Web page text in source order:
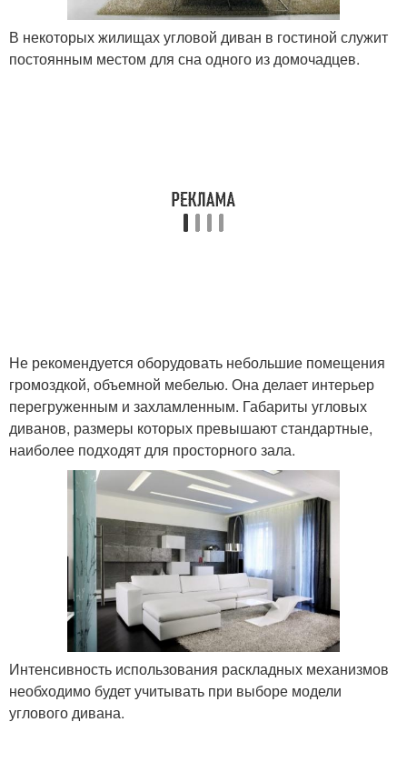
В некоторых жилищах угловой диван в гостиной служит
постоянным местом для сна одного из домочадцев.
Не рекомендуется оборудовать небольшие помещения
громоздкой, объемной мебелью. Она делает интерьер
перегруженным и захламленным. Габариты угловых
диванов, размеры которых превышают стандартные,
наиболее подходят для просторного зала.
Интенсивность использования раскладных механизмов
необходимо будет учитывать при выборе модели
углового дивана.